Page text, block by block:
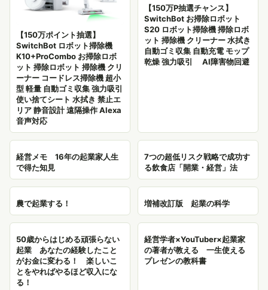
【150万ポイント抽選】
SwitchBot ロボット掃除機
K10+ProCombo お掃除ロボ
ット 掃除ロボット 掃除機 クリ
ーナー コードレス掃除機 超小
型 軽量 自動ゴミ収集 強力吸引
使い捨てシート 水拭き 禁止エ
リア 静音設計 遠隔操作 Alexa
音声対応
【150万P抽選チャンス】
SwitchBot お掃除ロボット
S20 ロボット掃除機 掃除ロボ
ット 掃除機 クリーナー 水拭き
自動ゴミ収集 自動充電 モップ
乾燥 強力吸引 AI障害物回避
経営メモ 16年の起業家人生
で得た知見
7つの超低リスク戦略で成功す
る飲食店「開業・経営」法
農で起業する！ 増補改訂版 起業の科学
50歳からはじめる頑張らない
起業 あなたの経験したこと
がお金に変わる！ 楽しいこ
とをやればやるほど収入にな
る！
経営学者×YouTuber×起業家
の著者が教える 一生使える
プレゼンの教科書